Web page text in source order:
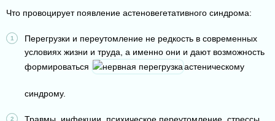
Что провоцирует появление астеновегетативного синдрома:
Перегрузки и переутомление не редкость в современных
условиях жизни и труда, а именно они и дают возможность
формироваться
астеническому
синдрому.
Травмы, инфекции, психическое переутомление, стрессы,